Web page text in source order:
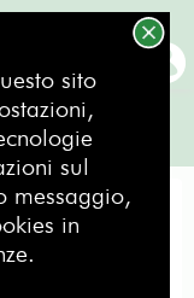
sito
sul
messaggio,
in